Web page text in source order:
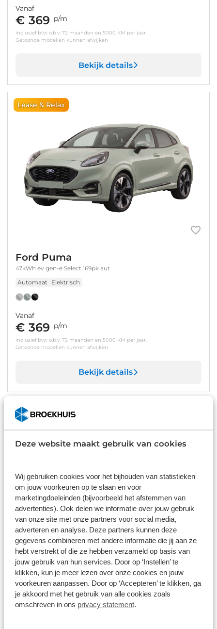
Deze website maakt gebruik van cookies
Wij gebruiken cookies voor het bijhouden van statistieken
om jouw voorkeuren op te slaan en voor
marketingdoeleinden (bijvoorbeeld het afstemmen van
advertenties). Ook delen we informatie over jouw gebruik
van onze site met onze partners voor social media,
adverteren en analyse. Deze partners kunnen deze
gegevens combineren met andere informatie die jij aan ze
hebt verstrekt of die ze hebben verzameld op basis van
jouw gebruik van hun services. Door op ‘Instellen’ te
klikken, kun je meer lezen over onze cookies en jouw
voorkeuren aanpassen. Door op ‘Accepteren’ te klikken, ga
je akkoord met het gebruik van alle cookies zoals
omschreven in ons privacy statement.
Vanaf
€ 369 p/m
inclusief btw o.b.v. 72 maanden en 5000 KM per jaar.
Getoonde modellen kunnen afwijken
Bekijk details
Lease & Relax
Ford Puma
47kWh ev gen-e Select 169pk aut
Automaat
Elektrisch
Vanaf
€ 369 p/m
inclusief btw o.b.v. 72 maanden en 5000 KM per jaar.
Getoonde modellen kunnen afwijken
Bekijk details
Lease & Relax
Citroen C3 Aircross
54kWh Plus extended range 113pk aut
Elektrisch